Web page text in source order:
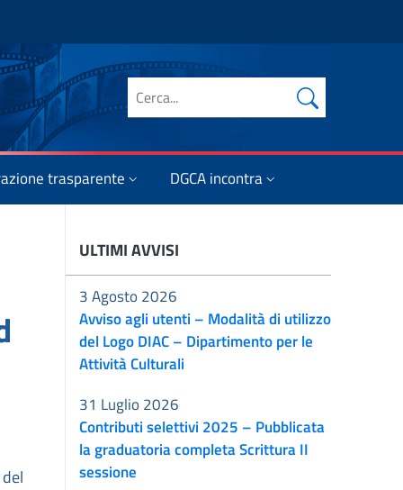
Cerca nel sito
trasparente DGCA incontra
ULTIMI AVVISI
Avviso agli utenti – Modalità di utilizzo
del Logo DIAC – Dipartimento per le
Attività Culturali
3 Agosto 2026
Contributi selettivi 2025 – Pubblicata
la graduatoria completa Scrittura II
sessione
31 Luglio 2026